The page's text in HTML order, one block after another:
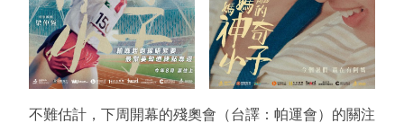
不難估計，下周開幕的殘奧會（台譯：帕運會）的關注